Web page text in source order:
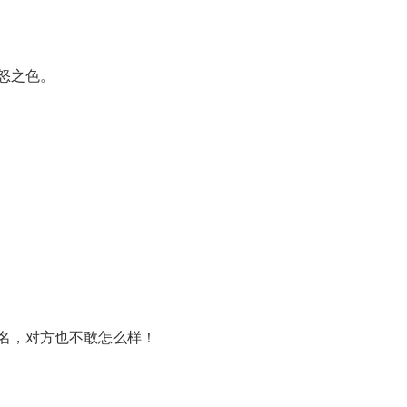
之色。
对方也不敢怎么样！